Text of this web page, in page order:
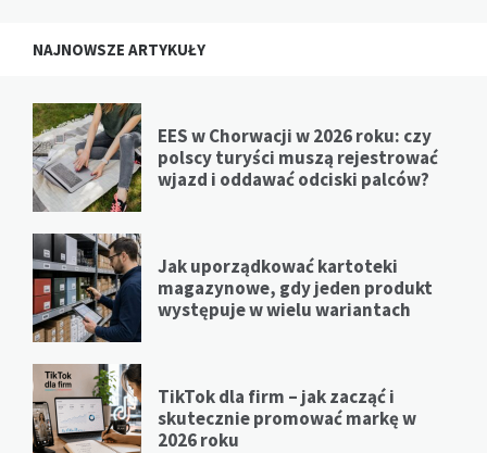
NAJNOWSZE ARTYKUŁY
EES w Chorwacji w 2026 roku: czy
polscy turyści muszą rejestrować
wjazd i oddawać odciski palców?
Jak uporządkować kartoteki
magazynowe, gdy jeden produkt
występuje w wielu wariantach
TikTok dla firm – jak zacząć i
skutecznie promować markę w
2026 roku